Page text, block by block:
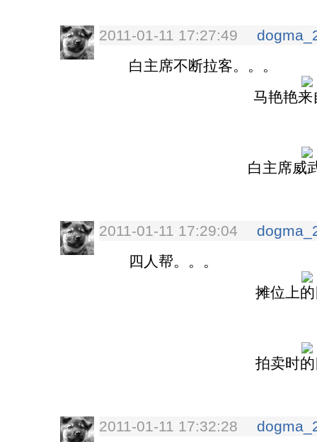
2011-01-11 17:27:49
白主席不断拉客。。。
马艳艳来
白主席威
2011-01-11 17:29:04
四人帮。。。
摊位上
拍卖时
2011-01-11 17:32:28